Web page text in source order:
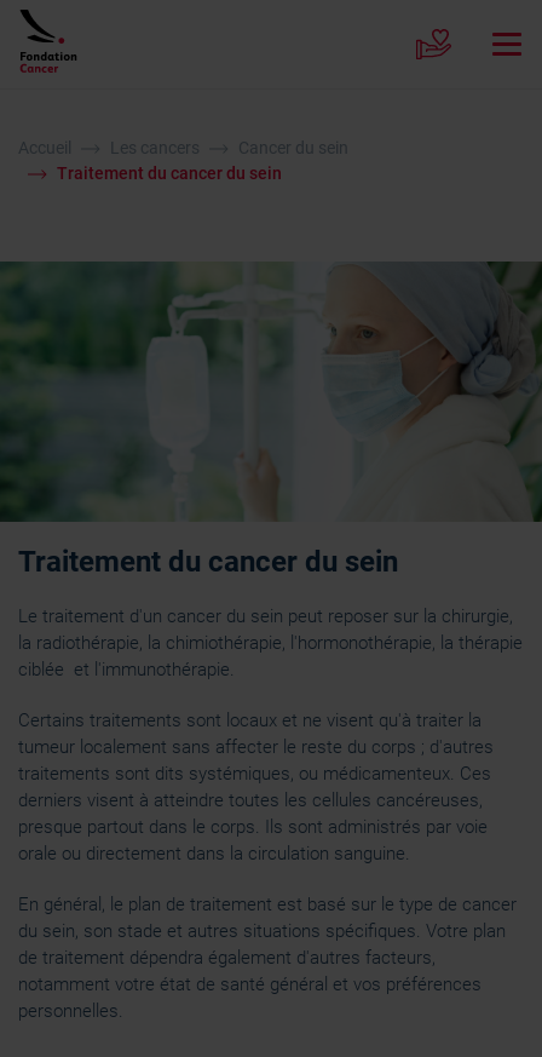
Accueil Les cancers
Cancer du sein
Traitement du cancer du sein
Traitement du cancer du sein
Le traitement d'un cancer du sein peut reposer sur la chirurgie,
la radiothérapie, la chimiothérapie, l'hormonothérapie, la thérapie
ciblée et l'immunothérapie.
Certains traitements sont locaux et ne visent qu'à traiter la
tumeur localement sans affecter le reste du corps ; d'autres
traitements sont dits systémiques, ou médicamenteux. Ces
derniers visent à atteindre toutes les cellules cancéreuses,
presque partout dans le corps. Ils sont administrés par voie
orale ou directement dans la circulation sanguine.
En général, le plan de traitement est basé sur le type de cancer
du sein, son stade et autres situations spécifiques. Votre plan
de traitement dépendra également d'autres facteurs,
notamment votre état de santé général et vos préférences
personnelles.